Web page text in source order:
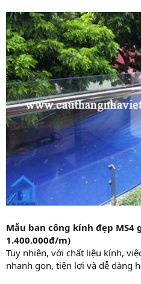
Mẫu ban công kính đẹp MS4
1.400.000đ/m)
Tuy nhiên, với chất liệu kính,
nhanh gọn, tiện lợi và dễ dàng